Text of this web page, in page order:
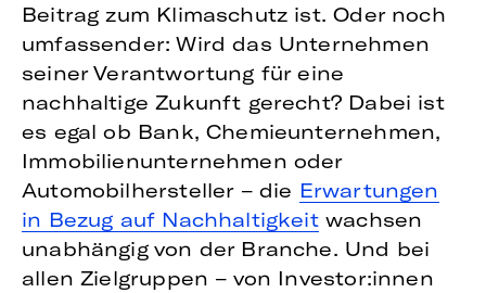
Beitrag zum Klimaschutz ist. Oder noch
umfassender: Wird das Unternehmen
seiner Verantwortung für eine
nachhaltige Zukunft gerecht? Dabei ist
es egal ob Bank, Chemieunternehmen,
Immobilienunternehmen oder
Automobilhersteller – die Erwartungen
in Bezug auf Nachhaltigkeitwachsen
unabhängig von der Branche. Und bei
allen Zielgruppen – von Investor:innen